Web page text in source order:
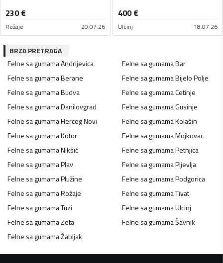
230€
Rožaje 20.07.26
400€
Ulcinj 18.07.26
BRZA PRETRAGA
Felne sa gumamaAndrijevica Felne sa gumamaBar
Felne sa gumamaBerane Felne sa gumamaBijelo Polje
Felne sa gumamaBudva Felne sa gumamaCetinje
Felne sa gumamaDanilovgrad Felne sa gumamaGusinje
Felne sa gumamaHerceg Novi Felne sa gumamaKolašin
Felne sa gumamaKotor Felne sa gumamaMojkovac
Felne sa gumamaNikšić Felne sa gumamaPetnjica
Felne sa gumamaPlav Felne sa gumamaPljevlja
Felne sa gumamaPlužine Felne sa gumamaPodgorica
Felne sa gumamaRožaje Felne sa gumamaTivat
Felne sa gumamaTuzi Felne sa gumamaUlcinj
Felne sa gumamaZeta Felne sa gumamaŠavnik
Felne sa gumamaŽabljak